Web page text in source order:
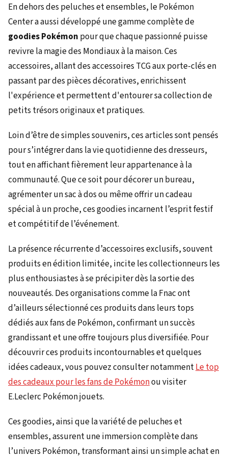
En dehors des peluches et ensembles, le Pokémon
Center a aussi développé une gamme complète de
goodies Pokémon pour que chaque passionné puisse
revivre la magie des Mondiaux à la maison. Ces
accessoires, allant des accessoires TCG aux porte-clés en
passant par des pièces décoratives, enrichissent
l'expérience et permettent d'entourer sa collection de
petits trésors originaux et pratiques.
Loin d’être de simples souvenirs, ces articles sont pensés
pour s’intégrer dans la vie quotidienne des dresseurs,
tout en affichant fièrement leur appartenance à la
communauté. Que ce soit pour décorer un bureau,
agrémenter un sac à dos ou même offrir un cadeau
spécial à un proche, ces goodies incarnent l’esprit festif
et compétitif de l’événement.
La présence récurrente d’accessoires exclusifs, souvent
produits en édition limitée, incite les collectionneurs les
plus enthousiastes à se précipiter dès la sortie des
nouveautés. Des organisations comme la Fnac ont
d’ailleurs sélectionné ces produits dans leurs tops
dédiés aux fans de Pokémon, confirmant un succès
grandissant et une offre toujours plus diversifiée. Pour
découvrir ces produits incontournables et quelques
idées cadeaux, vous pouvez consulter notammentLe top
des cadeaux pour les fans de Pokémonou visiter
E.Leclerc Pokémon jouets.
Ces goodies, ainsi que la variété de peluches et
ensembles, assurent une immersion complète dans
l’univers Pokémon, transformant ainsi un simple achat en